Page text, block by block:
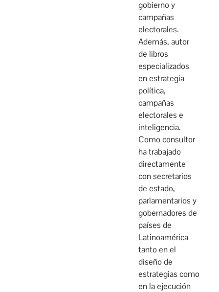
gobierno y
campañas
electorales.
Además, autor
de libros
especializados
en estrategia
política,
campañas
electorales e
inteligencia.
Como consultor
ha trabajado
directamente
con secretarios
de estado,
parlamentarios y
gobernadores de
países de
Latinoamérica
tanto en el
diseño de
estrategias como
en la ejecución